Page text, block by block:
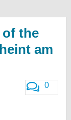
the
am
0